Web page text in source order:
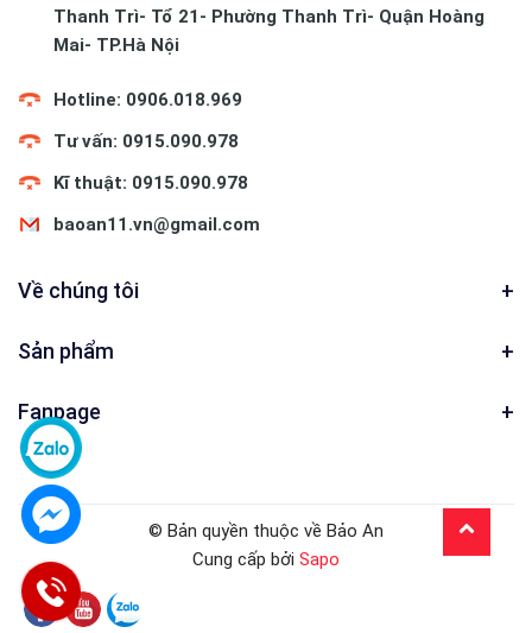
Thanh Trì- Tổ 21- Phường Thanh Trì- Quận Hoàng
Mai- TP.Hà Nội
Hotline: 0906.018.969
Tư vấn: 0915.090.978
Kĩ thuật: 0915.090.978
baoan11.vn@gmail.com
Về chúng tôi
Sản phẩm
Fanpage
© Bản quyền thuộc về Bảo An
Cung cấp bởi Sapo